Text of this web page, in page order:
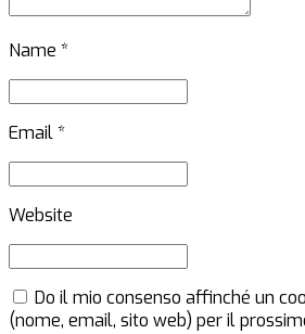
Name *
Email *
Website
Do il mio consenso affinché un
(nome, email, sito web) per il